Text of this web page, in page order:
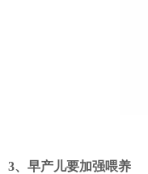
3、 早产儿要加强喂养